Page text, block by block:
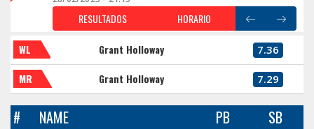
RESULTADOS HORARIO
WL Grant Holloway 7.36
MR Grant Holloway 7.29
# NAME PB SB